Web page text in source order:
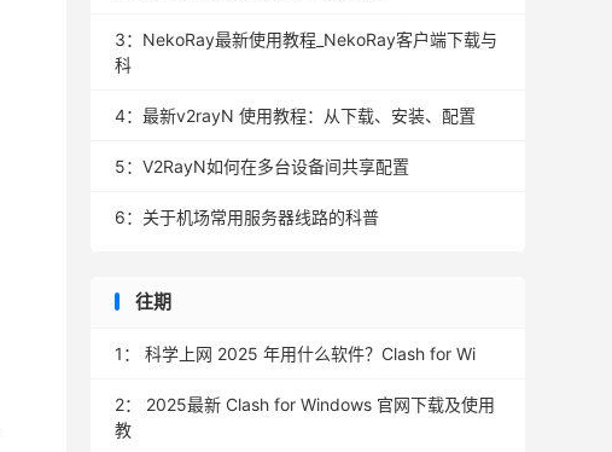
3： NekoRay最新使用教程_NekoRay客户端下载与
科
4： 最新v2rayN 使用教程：从下载、安装、配置
5： V2RayN如何在多台设备间共享配置
6： 关于机场常用服务器线路的科普
往期
1： 科学上网 2025 年用什么软件？Clash for Wi
2： 2025最新 Clash for Windows 官网下载及使用
教